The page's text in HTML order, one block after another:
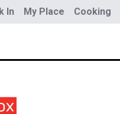
In My Place Cooking